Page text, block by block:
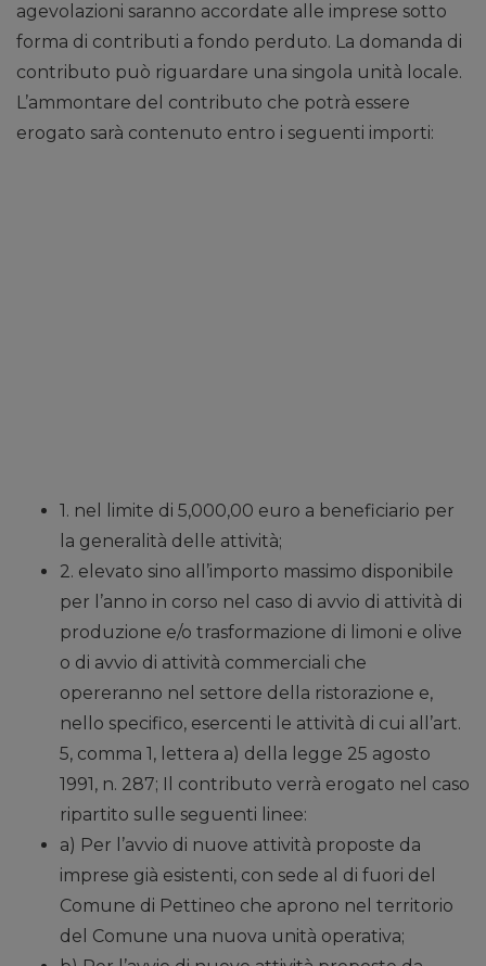
agevolazioni saranno accordate alle imprese sotto
forma di contributi a fondo perduto. La domanda di
contributo può riguardare una singola unità locale.
L’ammontare del contributo che potrà essere
erogato sarà contenuto entro i seguenti importi:
1. nel limite di 5,000,00 euro a beneficiario per
la generalità delle attività;
2. elevato sino all’importo massimo disponibile
per l’anno in corso nel caso di avvio di attività di
produzione e/o trasformazione di limoni e olive
o di avvio di attività commerciali che
opereranno nel settore della ristorazione e,
nello specifico, esercenti le attività di cui all’art.
5, comma 1, lettera a) della legge 25 agosto
1991, n. 287; Il contributo verrà erogato nel caso
ripartito sulle seguenti linee:
a) Per l’avvio di nuove attività proposte da
imprese già esistenti, con sede al di fuori del
Comune di Pettineo che aprono nel territorio
del Comune una nuova unità operativa;